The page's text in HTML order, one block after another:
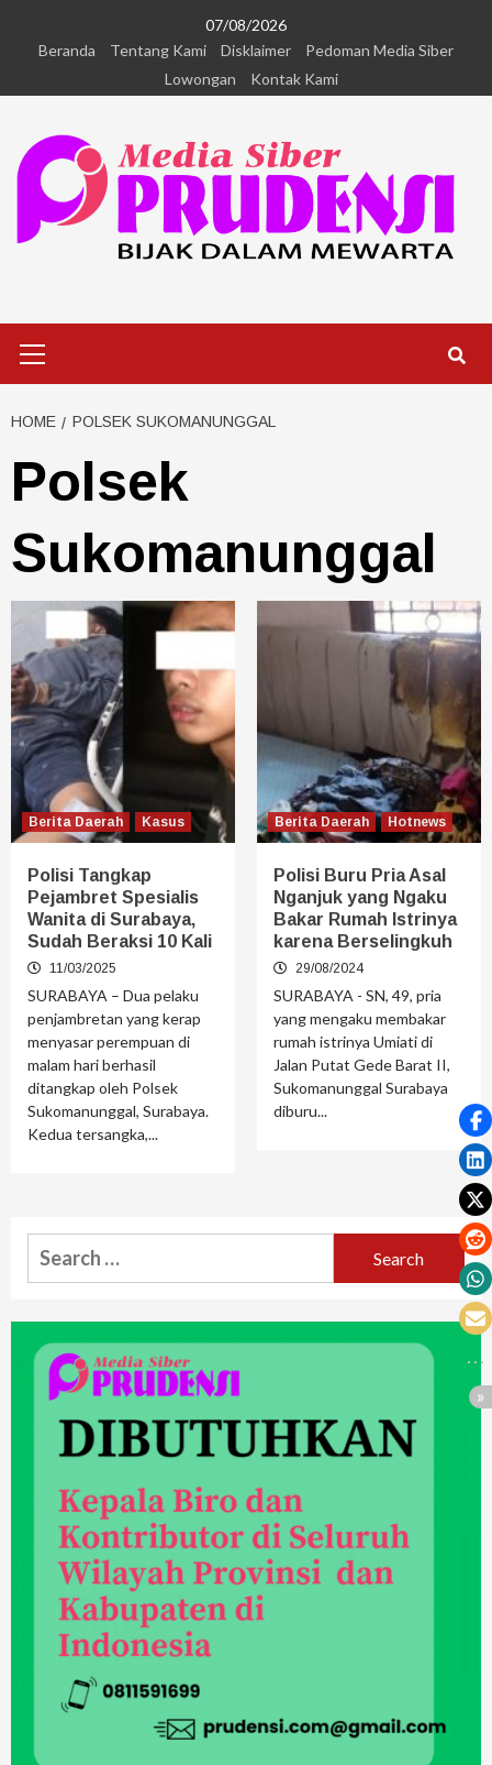
07/08/2026
Beranda
Tentang Kami Disklaimer
Pedoman Media Siber
Lowongan
Kontak Kami
HOME POLSEK SUKOMANUNGGAL
Polsek
Sukomanunggal
Berita Daerah Kasus
Polisi Tangkap
Pejambret Spesialis
Wanita di Surabaya,
Sudah Beraksi 10 Kali
11/03/2025
SURABAYA – Dua pelaku
penjambretan yang kerap
menyasar perempuan di
malam hari berhasil
ditangkap oleh Polsek
Sukomanunggal, Surabaya.
Kedua tersangka,...
Berita Daerah Hotnews
Polisi Buru Pria Asal
Nganjuk yang Ngaku
Bakar Rumah Istrinya
karena Berselingkuh
29/08/2024
SURABAYA - SN, 49, pria
yang mengaku membakar
rumah istrinya Umiati di
Jalan Putat Gede Barat II,
Sukomanunggal Surabaya
diburu...